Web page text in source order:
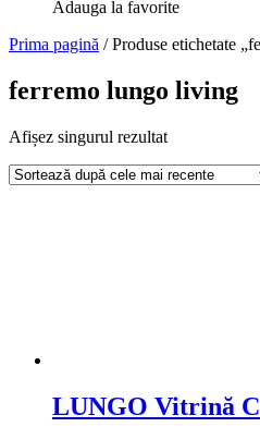
Adauga la favorite
Prima pagină / Produse etichetate
ferremo lungo living
Afișez singurul rezultat
LUNGO Vitrină